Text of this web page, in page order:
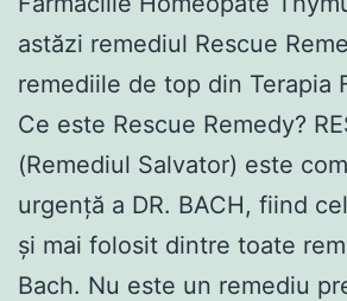
astăzi remediul Rescue
remediile de top din Terapia
Ce este Rescue Remedy?
(Remediul Salvator) este
urgență a DR. BACH, fiind
și mai folosit dintre toate
Bach. Nu este un remediu